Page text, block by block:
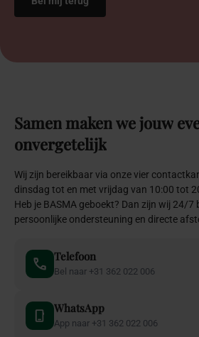
Samen makenwejouw
onvergetelijk
Wij zijn bereikbaar via onze vier
dinsdag tot en met vrijdag van 10:00 tot
Heb je BASMA geboekt? Dan zijn wij 24/7
persoonlijke ondersteuning en directe
Telefoon
Bel naar +31 362 022 006
WhatsApp
App naar +31 362 022 006